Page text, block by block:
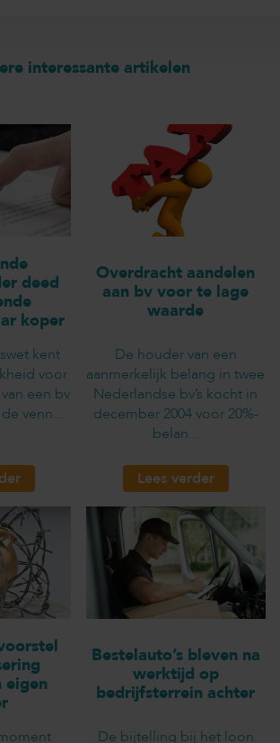
interessante artikelen
deed
koper
kent
voor
een bv
venn...
Overdracht aandelen
aan bv voor te lage
waarde
De houder van een
aanmerkelijk belang in twee
Nederlandse bv’s kocht in
december 2004 voor 20%-
belan...
Lees verder
eigen
Bestelauto’s bleven na
werktijd op
bedrijfsterrein achter
De bijtelling bij het loon